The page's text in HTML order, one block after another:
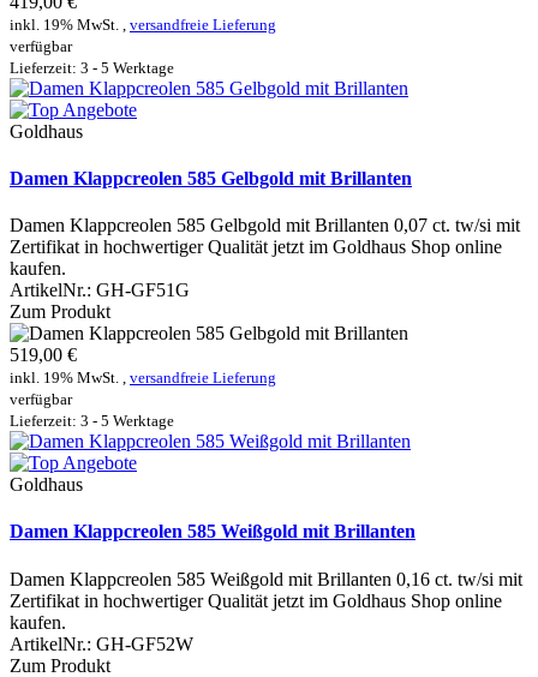
inkl. 19% MwSt. , versandfreie Lieferung
verfügbar
Lieferzeit: 3 - 5 Werktage
Goldhaus
Damen Klappcreolen 585 Gelbgold mit Brillanten
Damen Klappcreolen 585 Gelbgold mit Brillanten 0,07 ct. tw/si mit
Zertifikat in hochwertiger Qualität jetzt im Goldhaus Shop online
kaufen.
ArtikelNr.: GH-GF51G
Zum Produkt
519,00 €
inkl. 19% MwSt. , versandfreie Lieferung
verfügbar
Lieferzeit: 3 - 5 Werktage
Goldhaus
Damen Klappcreolen 585 Weißgold mit Brillanten
Damen Klappcreolen 585 Weißgold mit Brillanten 0,16 ct. tw/si mit
Zertifikat in hochwertiger Qualität jetzt im Goldhaus Shop online
kaufen.
ArtikelNr.: GH-GF52W
Zum Produkt